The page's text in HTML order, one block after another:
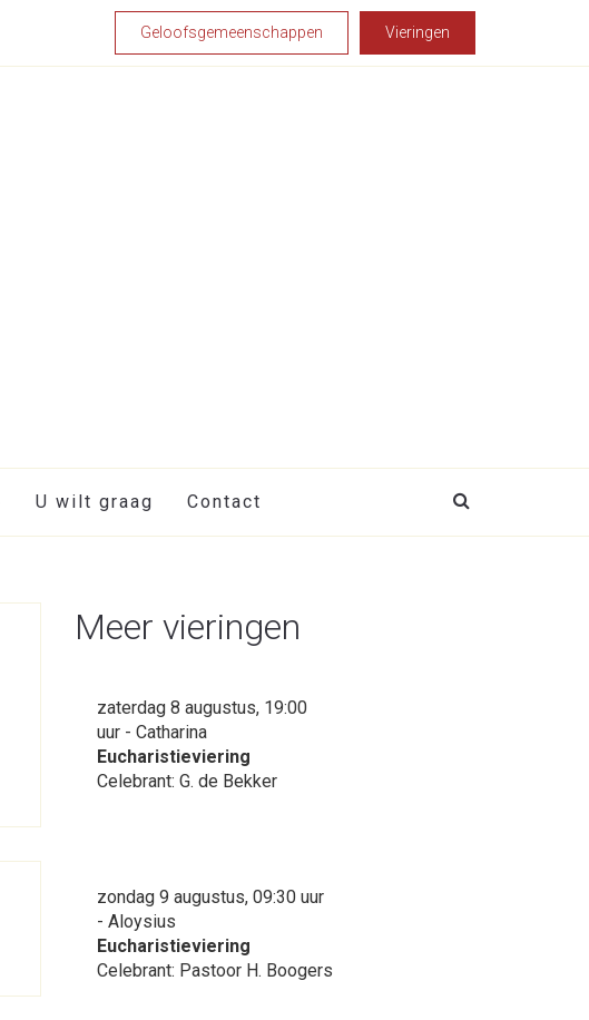
Geloofsgemeenschappen Vieringen
U wilt graag Contact
Meer vieringen
zaterdag 8 augustus, 19:00
uur - Catharina
Eucharistieviering
Celebrant: G. de Bekker
zondag 9 augustus, 09:30 uur
- Aloysius
Eucharistieviering
Celebrant: Pastoor H. Boogers